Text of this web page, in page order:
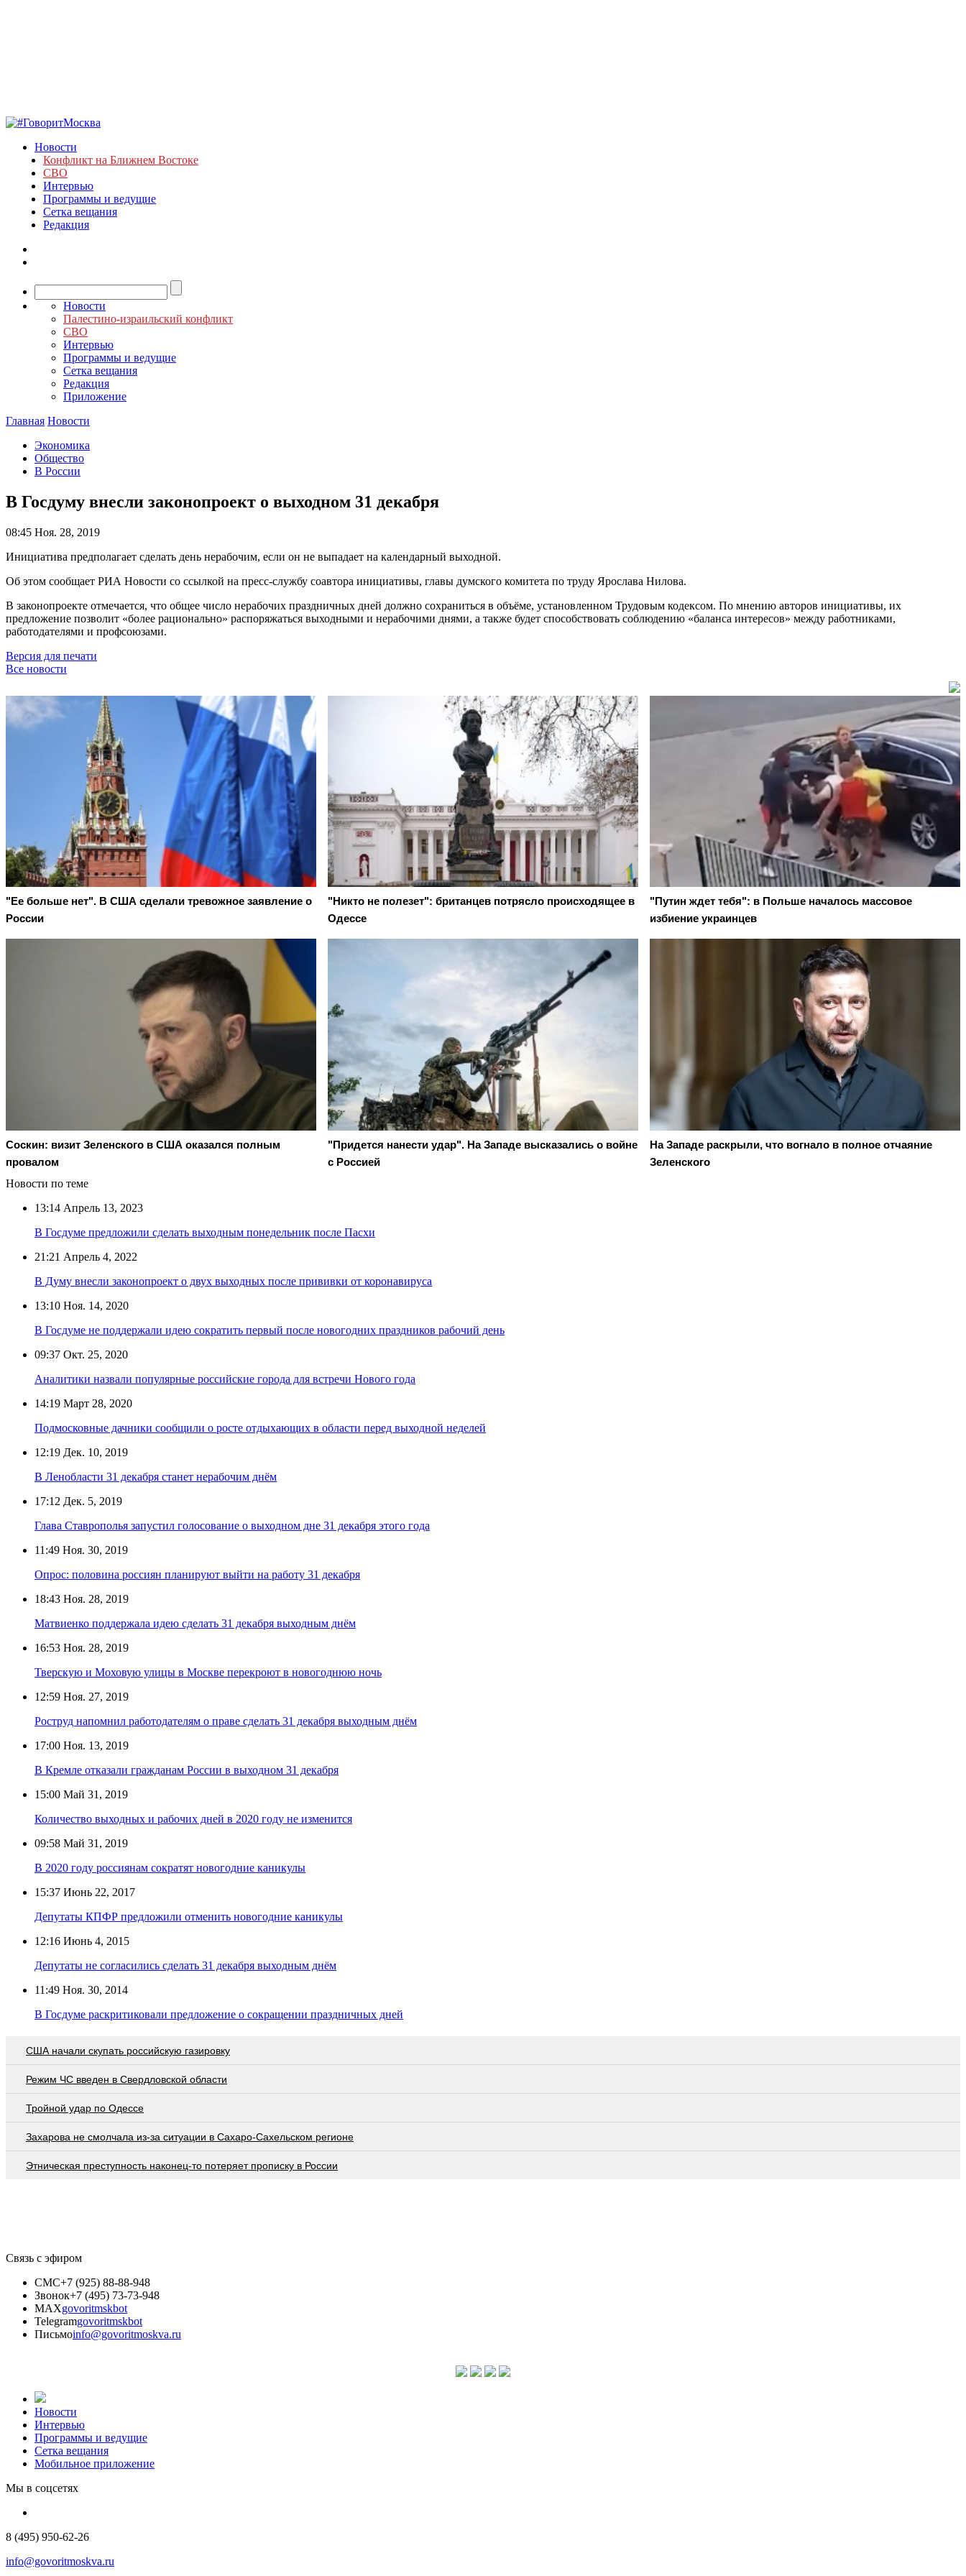
Новости
Конфликт на Ближнем Востоке
СВО
Интервью
Программы и ведущие
Сетка вещания
Редакция
Новости
Палестино-израильский конфликт
СВО
Интервью
Программы и ведущие
Сетка вещания
Редакция
Приложение
Главная Новости
Экономика
Общество
В России
В Госдуму внесли законопроект о выходном 31 декабря
08:45 Ноя. 28, 2019
Инициатива предполагает сделать день нерабочим, если он не выпадает на календарный выходной.
Об этом сообщает РИА Новости со ссылкой на пресс-службу соавтора инициативы, главы думского комитета по труду Ярослава Нилова.
В законопроекте отмечается, что общее число нерабочих праздничных дней должно сохраниться в объёме, установленном Трудовым кодексом. По мнению авторов инициативы, их
предложение позволит «более рационально» распоряжаться выходными и нерабочими днями, а также будет способствовать соблюдению «баланса интересов» между работниками,
работодателями и профсоюзами.
Версия для печати
Все новости
"Ее больше нет". В США сделали тревожное заявление о
России
"Никто не полезет": британцев потрясло происходящее в
Одессе
"Путин ждет тебя": в Польше началось массовое
избиение украинцев
Соскин: визит Зеленского в США оказался полным
провалом
"Придется нанести удар". На Западе высказались о войне
с Россией
На Западе раскрыли, что вогнало в полное отчаяние
Зеленского
Новости по теме
13:14 Апрель 13, 2023
В Госдуме предложили сделать выходным понедельник после Пасхи
21:21 Апрель 4, 2022
В Думу внесли законопроект о двух выходных после прививки от коронавируса
13:10 Ноя. 14, 2020
В Госдуме не поддержали идею сократить первый после новогодних праздников рабочий день
09:37 Окт. 25, 2020
Аналитики назвали популярные российские города для встречи Нового года
14:19 Март 28, 2020
Подмосковные дачники сообщили о росте отдыхающих в области перед выходной неделей
12:19 Дек. 10, 2019
В Ленобласти 31 декабря станет нерабочим днём
17:12 Дек. 5, 2019
Глава Ставрополья запустил голосование о выходном дне 31 декабря этого года
11:49 Ноя. 30, 2019
Опрос: половина россиян планируют выйти на работу 31 декабря
18:43 Ноя. 28, 2019
Матвиенко поддержала идею сделать 31 декабря выходным днём
16:53 Ноя. 28, 2019
Тверскую и Моховую улицы в Москве перекроют в новогоднюю ночь
12:59 Ноя. 27, 2019
Роструд напомнил работодателям о праве сделать 31 декабря выходным днём
17:00 Ноя. 13, 2019
В Кремле отказали гражданам России в выходном 31 декабря
15:00 Май 31, 2019
Количество выходных и рабочих дней в 2020 году не изменится
09:58 Май 31, 2019
В 2020 году россиянам сократят новогодние каникулы
15:37 Июнь 22, 2017
Депутаты КПФР предложили отменить новогодние каникулы
12:16 Июнь 4, 2015
Депутаты не согласились сделать 31 декабря выходным днём
11:49 Ноя. 30, 2014
В Госдуме раскритиковали предложение о сокращении праздничных дней
США начали скупать российскую газировку
Режим ЧС введен в Свердловской области
Тройной удар по Одессe
Захарова не смолчала из-за ситуации в Сахаро-Сахельском регионе
Этническая преступность наконец-то потеряет прописку в России
Связь с эфиром
СМС+7 (925) 88-88-948
Звонок+7 (495) 73-73-948
MAXgovoritmskbot
Telegramgovoritmskbot
Письмоinfo@govoritmoskva.ru
Новости
Интервью
Программы и ведущие
Сетка вещания
Мобильное приложение
Мы в соцсетях
8 (495) 950-62-26
info@govoritmoskva.ru